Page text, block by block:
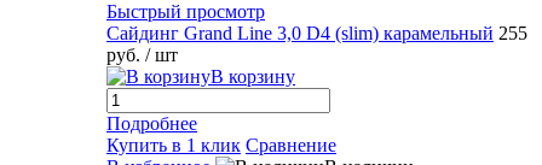
Быстрый просмотр
Сайдинг Grand Line 3,0 D4 (slim) карамельный 255
руб. / шт
В корзину
Подробнее
Купить в 1 клик Сравнение